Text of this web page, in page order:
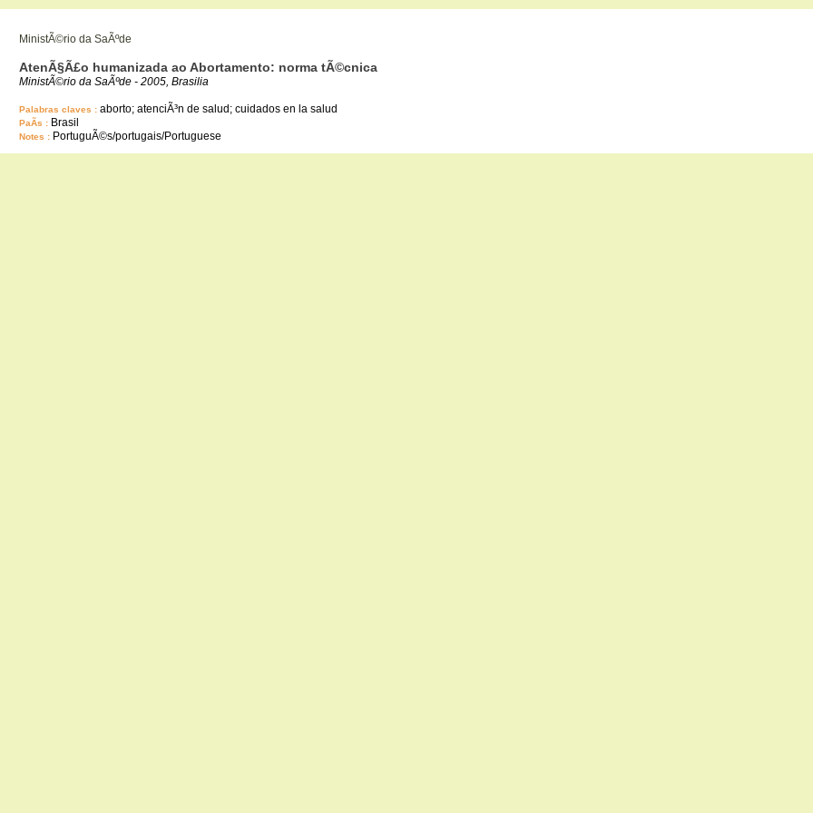
MinistÃ©rio da SaÃºde
AtenÃ§Ã£o humanizada ao Abortamento: norma tÃ©cnica
MinistÃ©rio da SaÃºde - 2005, Brasilia
Palabras claves : aborto; atenciÃ³n de salud; cuidados en la salud
PaÃ­s : Brasil
Notes : PortuguÃ©s/portugais/Portuguese